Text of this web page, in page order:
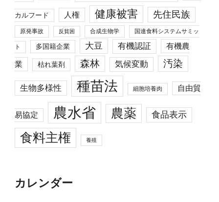
カルフード 人権 健康被害 先住民族
原発事故 反貧困 合成生物学 国連食料システムサミッ
ト 多国籍企業 大豆 有機認証 有機農
業 枯れ葉剤 森林 気候変動 汚染
生物多様性 種苗法 細胞培養肉 自由貿
易協定 農水省 農薬 食品表示
食料主権 養殖
カレンダー